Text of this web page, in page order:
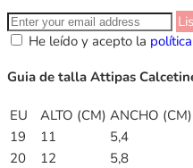
He leído y acepto la
Guia de talla Attipas
EU ALTO (CM) ANCHO (CM)
19
11
5,4
20
12
5,8